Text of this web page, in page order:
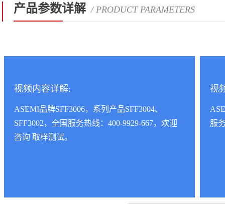
产品参数详解 / PRODUCT PARAMETERS
视频内容详解:
ASEMI品牌SFF3006，系列产品SFF3004、
SFF3002，全国服务热线：400-9929-667，欢迎
咨询 取样测试。
视
服